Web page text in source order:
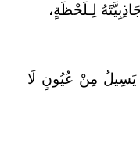
لِـلَحْظَةٍ،
مِنْ عُيُونٍ لَا